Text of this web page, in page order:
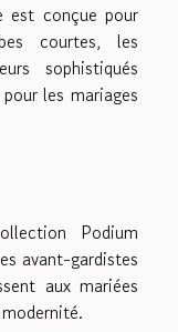
est conçue pour
courtes, les
sophistiqués
les mariages
Podium
avant-gardistes
aux mariées